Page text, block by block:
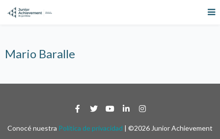
Mario Baralle
Conocé nuestra Política de privacidad | ©2026 Junior Achievement